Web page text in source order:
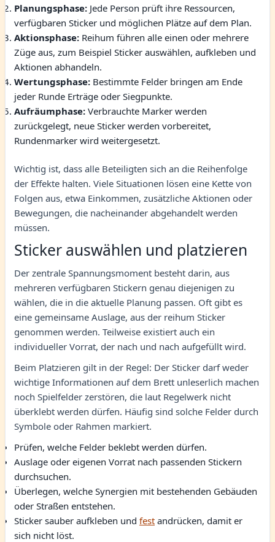
Planungsphase: Jede Person prüft ihre Ressourcen,
verfügbaren Sticker und möglichen Plätze auf dem Plan.
Aktionsphase: Reihum führen alle einen oder mehrere
Züge aus, zum Beispiel Sticker auswählen, aufkleben und
Aktionen abhandeln.
Wertungsphase: Bestimmte Felder bringen am Ende
jeder Runde Erträge oder Siegpunkte.
Aufräumphase: Verbrauchte Marker werden
zurückgelegt, neue Sticker werden vorbereitet,
Rundenmarker wird weitergesetzt.
Wichtig ist, dass alle Beteiligten sich an die Reihenfolge
der Effekte halten. Viele Situationen lösen eine Kette von
Folgen aus, etwa Einkommen, zusätzliche Aktionen oder
Bewegungen, die nacheinander abgehandelt werden
müssen.
Sticker auswählen und platzieren
Der zentrale Spannungsmoment besteht darin, aus
mehreren verfügbaren Stickern genau diejenigen zu
wählen, die in die aktuelle Planung passen. Oft gibt es
eine gemeinsame Auslage, aus der reihum Sticker
genommen werden. Teilweise existiert auch ein
individueller Vorrat, der nach und nach aufgefüllt wird.
Beim Platzieren gilt in der Regel: Der Sticker darf weder
wichtige Informationen auf dem Brett unleserlich machen
noch Spielfelder zerstören, die laut Regelwerk nicht
überklebt werden dürfen. Häufig sind solche Felder durch
Symbole oder Rahmen markiert.
Prüfen, welche Felder beklebt werden dürfen.
Auslage oder eigenen Vorrat nach passenden Stickern
durchsuchen.
Überlegen, welche Synergien mit bestehenden Gebäuden
oder Straßen entstehen.
Sticker sauber aufkleben und fest andrücken, damit er
sich nicht löst.